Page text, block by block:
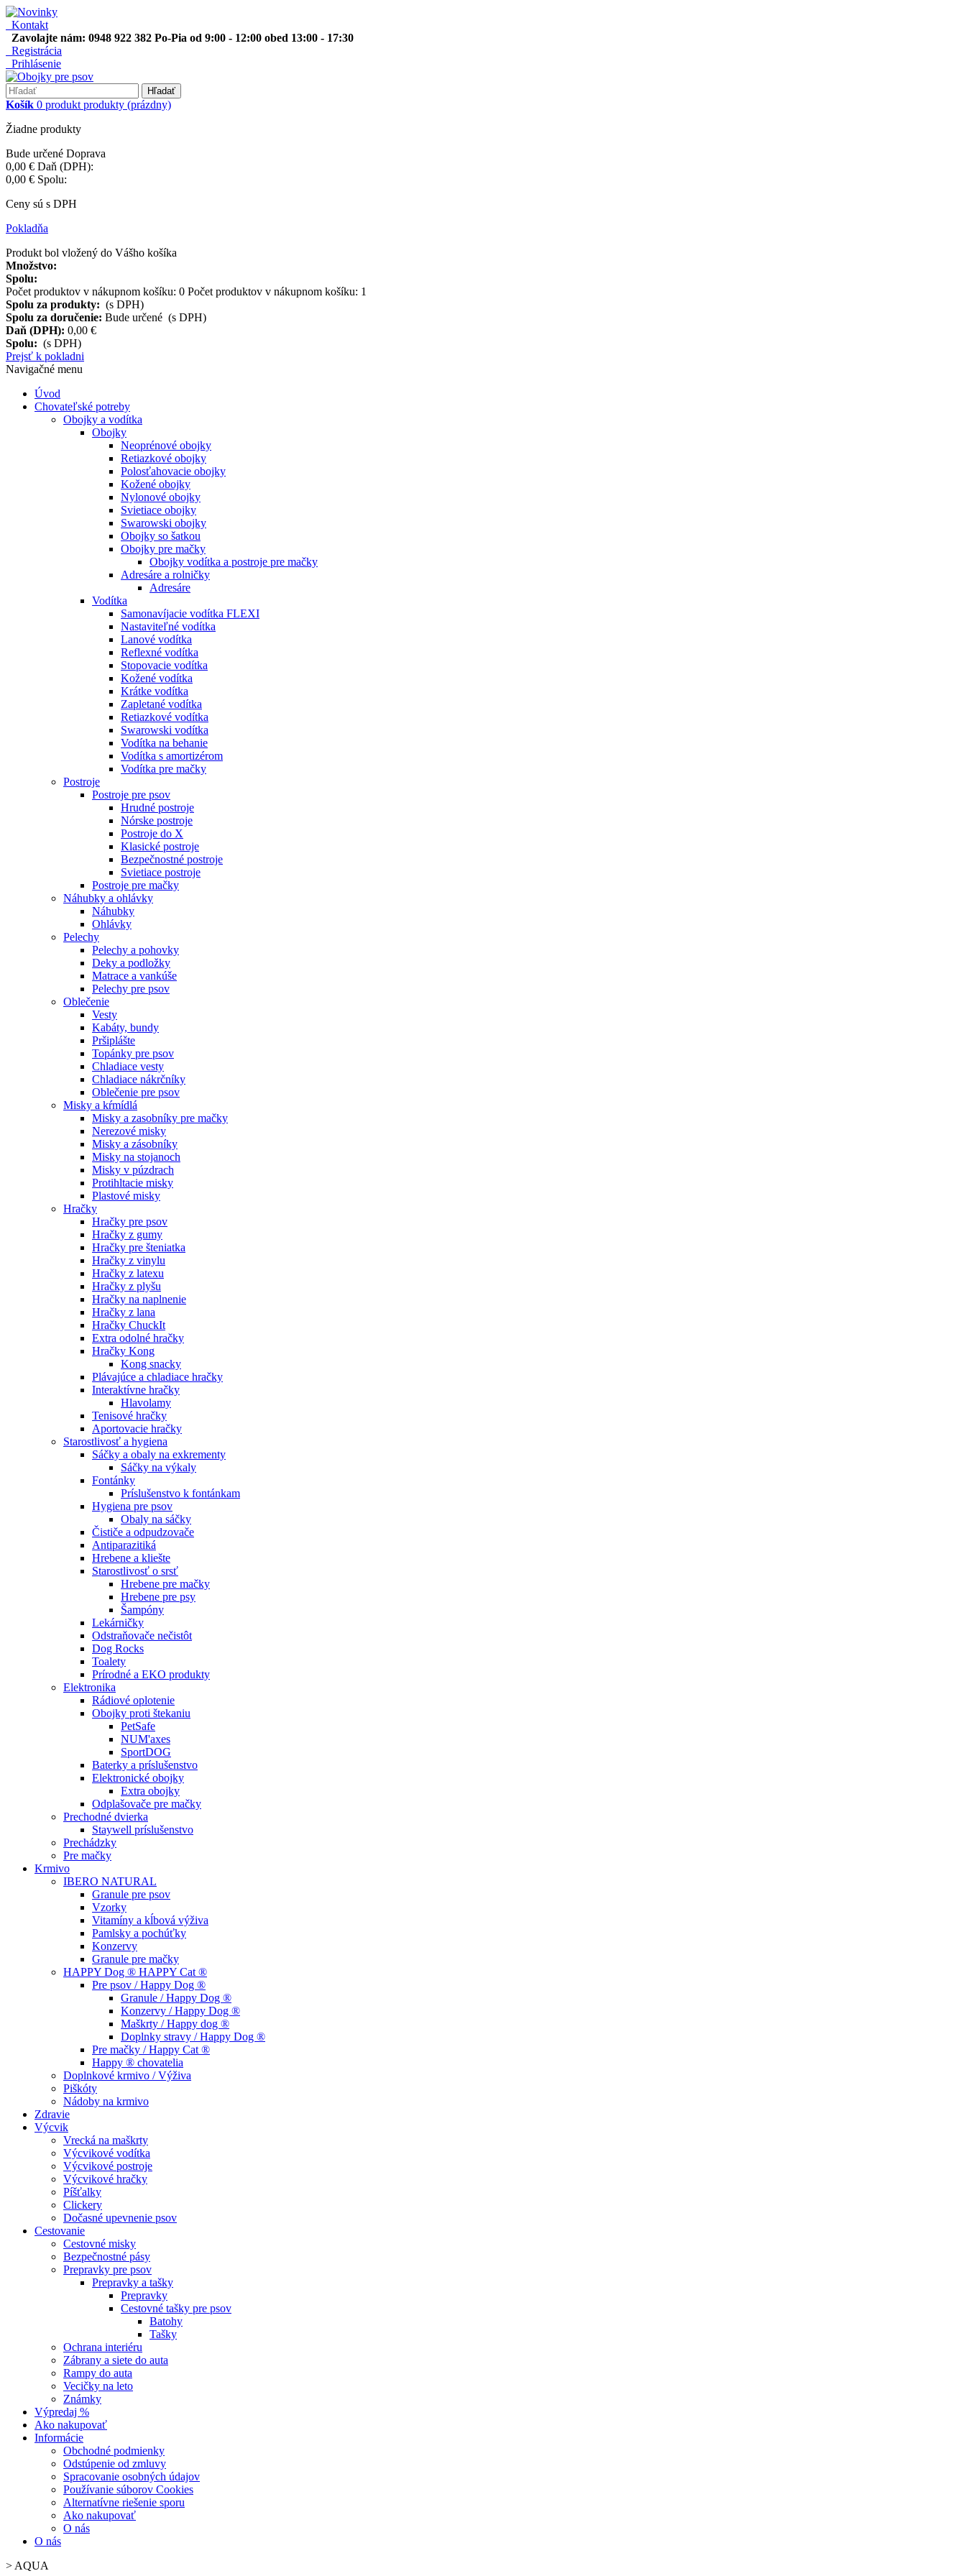
Kontakt
Zavolajte nám: 0948 922 382 Po-Pia od 9:00 - 12:00 obed 13:00 - 17:30
Registrácia
Prihlásenie
Hľadať
Košík 0 produkt produkty (prázdny)
Žiadne produkty
Bude určené Doprava
0,00 € Daň (DPH):
0,00 € Spolu:
Ceny sú s DPH
Pokladňa
Produkt bol vložený do Vášho košíka
Množstvo:
Spolu:
Počet produktov v nákupnom košíku: 0 Počet produktov v nákupnom košíku: 1
Spolu za produkty: (s DPH)
Spolu za doručenie: Bude určené (s DPH)
Daň (DPH): 0,00 €
Spolu: (s DPH)
Prejsť k pokladni
Navigačné menu
Úvod
Chovateľské potreby
Obojky a vodítka
Obojky
Neoprénové obojky
Retiazkové obojky
Polosťahovacie obojky
Kožené obojky
Nylonové obojky
Svietiace obojky
Swarowski obojky
Obojky so šatkou
Obojky pre mačky
Obojky vodítka a postroje pre mačky
Adresáre a rolničky
Adresáre
Vodítka
Samonavíjacie vodítka FLEXI
Nastaviteľné vodítka
Lanové vodítka
Reflexné vodítka
Stopovacie vodítka
Kožené vodítka
Krátke vodítka
Zapletané vodítka
Retiazkové vodítka
Swarowski vodítka
Vodítka na behanie
Vodítka s amortizérom
Vodítka pre mačky
Postroje
Postroje pre psov
Hrudné postroje
Nórske postroje
Postroje do X
Klasické postroje
Bezpečnostné postroje
Svietiace postroje
Postroje pre mačky
Náhubky a ohlávky
Náhubky
Ohlávky
Pelechy
Pelechy a pohovky
Deky a podložky
Matrace a vankúše
Pelechy pre psov
Oblečenie
Vesty
Kabáty, bundy
Pršiplášte
Topánky pre psov
Chladiace vesty
Chladiace nákrčníky
Oblečenie pre psov
Misky a kŕmídlá
Misky a zasobníky pre mačky
Nerezové misky
Misky a zásobníky
Misky na stojanoch
Misky v púzdrach
Protihltacie misky
Plastové misky
Hračky
Hračky pre psov
Hračky z gumy
Hračky pre šteniatka
Hračky z vinylu
Hračky z latexu
Hračky z plyšu
Hračky na naplnenie
Hračky z lana
Hračky ChuckIt
Extra odolné hračky
Hračky Kong
Kong snacky
Plávajúce a chladiace hračky
Interaktívne hračky
Hlavolamy
Tenisové hračky
Aportovacie hračky
Starostlivosť a hygiena
Sáčky a obaly na exkrementy
Sáčky na výkaly
Fontánky
Príslušenstvo k fontánkam
Hygiena pre psov
Obaly na sáčky
Čističe a odpudzovače
Antiparazitiká
Hrebene a kliešte
Starostlivosť o srsť
Hrebene pre mačky
Hrebene pre psy
Šampóny
Lekárničky
Odstraňovače nečistôt
Dog Rocks
Toalety
Prírodné a EKO produkty
Elektronika
Rádiové oplotenie
Obojky proti štekaniu
PetSafe
NUM'axes
SportDOG
Baterky a príslušenstvo
Elektronické obojky
Extra obojky
Odplašovače pre mačky
Prechodné dvierka
Staywell príslušenstvo
Prechádzky
Pre mačky
Krmivo
IBERO NATURAL
Granule pre psov
Vzorky
Vitamíny a kĺbová výživa
Pamlsky a pochúťky
Konzervy
Granule pre mačky
HAPPY Dog ® HAPPY Cat ®
Pre psov / Happy Dog ®
Granule / Happy Dog ®
Konzervy / Happy Dog ®
Maškrty / Happy dog ®
Doplnky stravy / Happy Dog ®
Pre mačky / Happy Cat ®
Happy ® chovatelia
Doplnkové krmivo / Výživa
Piškóty
Nádoby na krmivo
Zdravie
Výcvik
Vrecká na maškrty
Výcvikové vodítka
Výcvikové postroje
Výcvikové hračky
Píšťalky
Clickery
Dočasné upevnenie psov
Cestovanie
Cestovné misky
Bezpečnostné pásy
Prepravky pre psov
Prepravky a tašky
Prepravky
Cestovné tašky pre psov
Batohy
Tašky
Ochrana interiéru
Zábrany a siete do auta
Rampy do auta
Vecičky na leto
Známky
Výpredaj %
Ako nakupovať
Informácie
Obchodné podmienky
Odstúpenie od zmluvy
Spracovanie osobných údajov
Používanie súborov Cookies
Alternatívne riešenie sporu
Ako nakupovať
O nás
O nás
> AQUA